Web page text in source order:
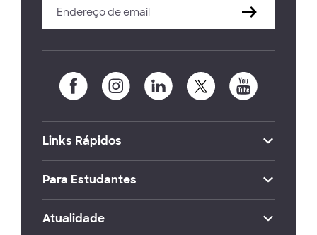
Links Rápidos
Para Estudantes
Atualidade